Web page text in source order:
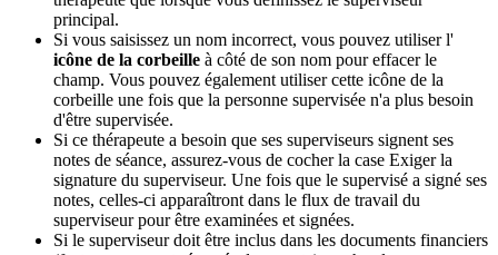
principal.
Si vous saisissez un nom incorrect, vous pouvez utiliser l'
icône de la corbeille à côté de son nom pour effacer le
champ. Vous pouvez également utiliser cette icône de la
corbeille une fois que la personne supervisée n'a plus besoin
d'être supervisée.
Si ce thérapeute a besoin que ses superviseurs signent ses
notes de séance, assurez-vous de cocher la case Exiger la
signature du superviseur. Une fois que le supervisé a signé ses
notes, celles-ci apparaîtront dans le flux de travail du
superviseur pour être examinées et signées.
Si le superviseur doit être inclus dans les documents financiers